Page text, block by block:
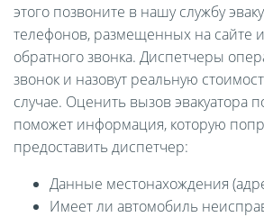
этого позвоните в нашу службу
телефонов, размещенных на сайте
обратного звонка. Диспетчеры
звонок и назовут реальную
случае. Оценить вызов эвакуатора
поможет информация, которую
предоставить диспетчер:
Данные местонахождения
Имеет ли автомобиль